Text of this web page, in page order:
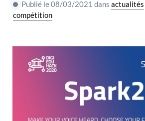
Publié le 08/03/2021 dansactualités
compétition